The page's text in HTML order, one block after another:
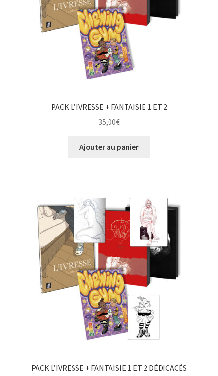
PACK L’IVRESSE + FANTAISIE 1 ET 2
35,00€
Ajouter au panier
PACK L’IVRESSE + FANTAISIE 1 ET 2 DÉDICACÉS